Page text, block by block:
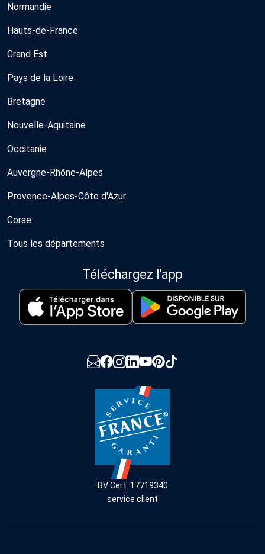
Normandie
Hauts-de-France
Grand Est
Pays de la Loire
Bretagne
Nouvelle-Aquitaine
Occitanie
Auvergne-Rhône-Alpes
Provence-Alpes-Côte d'Azur
Corse
Tous les départements
Téléchargez l'app
BV Cert. 17719340
service client